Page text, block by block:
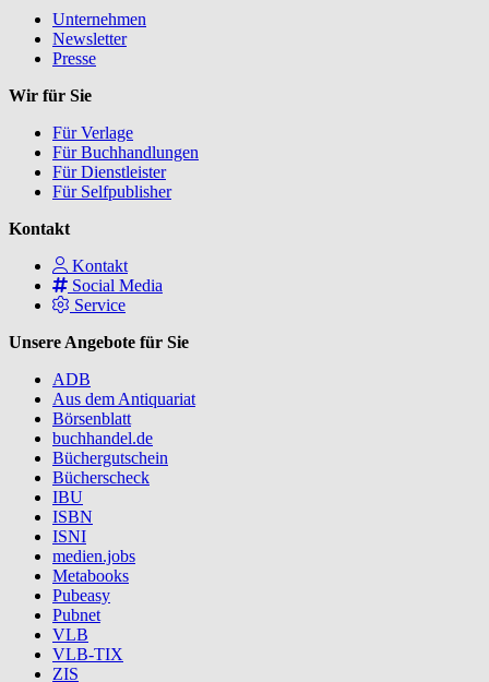
Unternehmen
Newsletter
Presse
Wir für Sie
Für Verlage
Für Buchhandlungen
Für Dienstleister
Für Selfpublisher
Kontakt
Kontakt
Social Media
Service
Unsere Angebote für Sie
ADB
Aus dem Antiquariat
Börsenblatt
buchhandel.de
Büchergutschein
Bücherscheck
IBU
ISBN
ISNI
medien.jobs
Metabooks
Pubeasy
Pubnet
VLB
VLB-TIX
ZIS